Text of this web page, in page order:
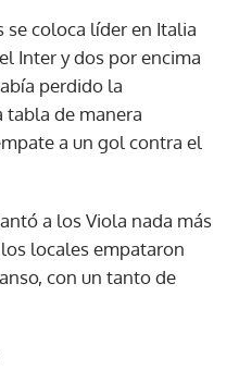
se coloca líder en Italia
Inter y dos por encima
perdido la
de manera
a un gol contra el
a los Viola nada más
locales empataron
con un tanto de